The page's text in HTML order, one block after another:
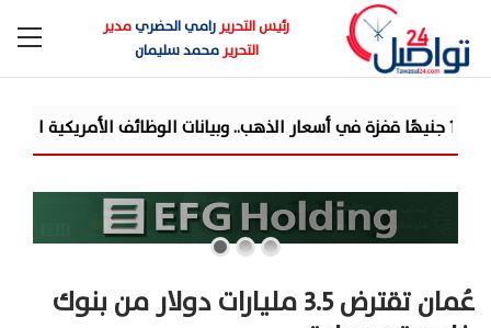
رئيس التحريررامي الحضريمدير
التحريرمحمد سليمان
عُمان تقترض 3.5 مليارات دولار من بنوك